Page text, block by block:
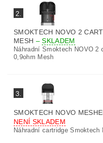
2.
SMOKTECH NOVO 2
MESH –SKLADEM
Náhradní Smoktech NOVO 2
0,9ohm Mesh
3.
SMOKTECH NOVO
NENÍ SKLADEM
Náhradní cartridge Smoktech